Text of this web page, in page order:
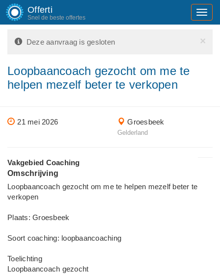
Offerti
Snel de beste offertes
×
Deze aanvraag is gesloten
Loopbaancoach gezocht om me te
helpen mezelf beter te verkopen
21 mei 2026 Groesbeek
Gelderland
Vakgebied Coaching
Omschrijving
Loopbaancoach gezocht om me te helpen mezelf beter te
verkopen
Plaats: Groesbeek
Soort coaching: loopbaancoaching
Toelichting
Loopbaancoach gezocht